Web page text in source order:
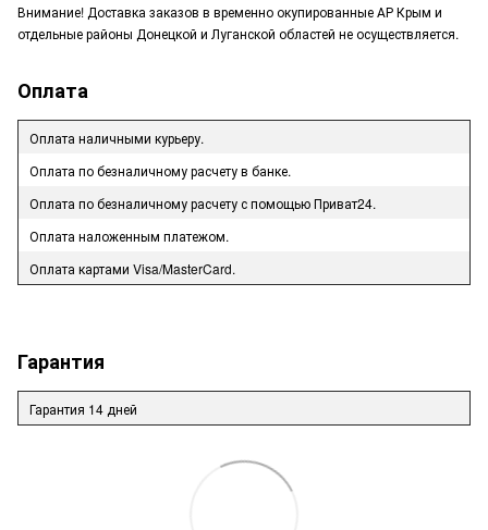
Внимание! Доставка заказов в временно окупированные АР Крым и
отдельные районы Донецкой и Луганской областей не осуществляется.
Оплата
Оплата наличными курьеру.
Оплата по безналичному расчету в банке.
Оплата по безналичному расчету с помощью Приват24.
Оплата наложенным платежом.
Оплата картами Visa/MasterCard.
Гарантия
Гарантия 14 дней